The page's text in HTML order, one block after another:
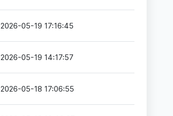
2026-05-19 17:16:45
2026-05-19 14:17:57
2026-05-18 17:06:55